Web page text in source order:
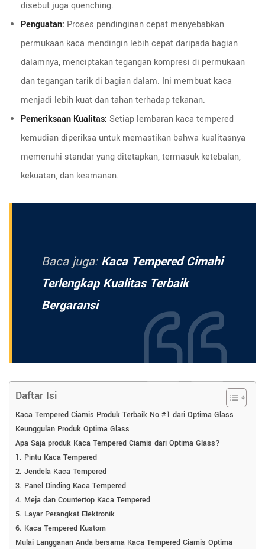
disebut juga quenching.
Penguatan: Proses pendinginan cepat menyebabkan
permukaan kaca mendingin lebih cepat daripada bagian
dalamnya, menciptakan tegangan kompresi di permukaan
dan tegangan tarik di bagian dalam. Ini membuat kaca
menjadi lebih kuat dan tahan terhadap tekanan.
Pemeriksaan Kualitas: Setiap lembaran kaca tempered
kemudian diperiksa untuk memastikan bahwa kualitasnya
memenuhi standar yang ditetapkan, termasuk ketebalan,
kekuatan, dan keamanan.
Baca juga: Kaca Tempered Cimahi
Terlengkap Kualitas Terbaik
Bergaransi
Daftar Isi
Kaca Tempered Ciamis Produk Terbaik No #1 dari Optima Glass
Keunggulan Produk Optima Glass
Apa Saja produk Kaca Tempered Ciamis dari Optima Glass?
1. Pintu Kaca Tempered
2. Jendela Kaca Tempered
3. Panel Dinding Kaca Tempered
4. Meja dan Countertop Kaca Tempered
5. Layar Perangkat Elektronik
6. Kaca Tempered Kustom
Mulai Langganan Anda bersama Kaca Tempered Ciamis Optima